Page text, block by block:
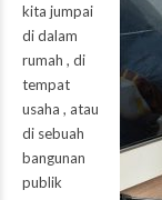
kita jumpai
di dalam
rumah , di
tempat
usaha , atau
di sebuah
bangunan
publik